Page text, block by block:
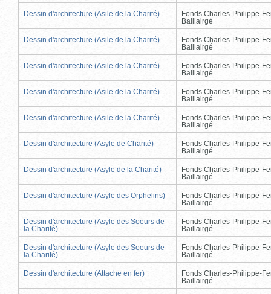
Dessin d'architecture (Asile de la Charité)
Fonds Charles-Philippe-
Baillairgé
Dessin d'architecture (Asile de la Charité)
Fonds Charles-Philippe-
Baillairgé
Dessin d'architecture (Asile de la Charité)
Fonds Charles-Philippe-
Baillairgé
Dessin d'architecture (Asile de la Charité)
Fonds Charles-Philippe-
Baillairgé
Dessin d'architecture (Asile de la Charité)
Fonds Charles-Philippe-
Baillairgé
Dessin d'architecture (Asyle de Charité)
Fonds Charles-Philippe-
Baillairgé
Dessin d'architecture (Asyle de la Charité)
Fonds Charles-Philippe-
Baillairgé
Dessin d'architecture (Asyle des Orphelins)
Fonds Charles-Philippe-
Baillairgé
Dessin d'architecture (Asyle des Soeurs de
la Charité)
Fonds Charles-Philippe-
Baillairgé
Dessin d'architecture (Asyle des Soeurs de
la Charité)
Fonds Charles-Philippe-
Baillairgé
Dessin d'architecture (Attache en fer)
Fonds Charles-Philippe-
Baillairgé